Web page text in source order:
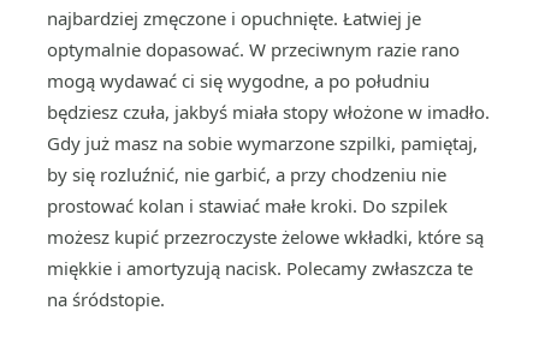
najbardziej zmęczone i opuchnięte. Łatwiej je
optymalnie dopasować. W przeciwnym razie rano
mogą wydawać ci się wygodne, a po południu
będziesz czuła, jakbyś miała stopy włożone w imadło.
Gdy już masz na sobie wymarzone szpilki, pamiętaj,
by się rozluźnić, nie garbić, a przy chodzeniu nie
prostować kolan i stawiać małe kroki. Do szpilek
możesz kupić przezroczyste żelowe wkładki, które są
miękkie i amortyzują nacisk. Polecamy zwłaszcza te
na śródstopie.